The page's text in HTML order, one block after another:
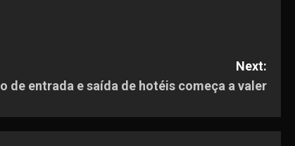
Next:
de entrada e saída de hotéis começa a valer